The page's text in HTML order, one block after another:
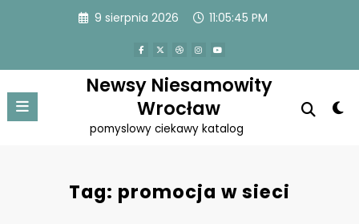
9 sierpnia 2026 11:05:45 PM
Newsy Niesamowity
Wrocław
pomyslowy ciekawy katalog
Tag: promocja w sieci